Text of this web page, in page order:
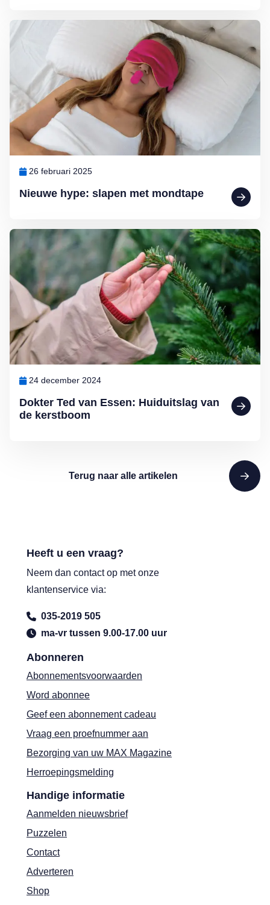
Nieuwe hype: slapen met mondtape
26 februari 2025
Lees meer over Nieuwe hype: slapen met mondtape
Dokter Ted van Essen: Huiduitslag van
de kerstboom
24 december 2024
Lees meer over Dokter Ted van Essen: Huiduitslag van de
Terug naar alle artikelen
Abonneren
Abonnementsvoorwaarden
Word abonnee
Geef een abonnement cadeau
Vraag een proefnummer aan
Bezorging van uw MAX Magazine
Herroepingsmelding
Handige informatie
Aanmelden nieuwsbrief
Puzzelen
Contact
Adverteren
Shop
Heeft u een vraag?
Neem dan contact op met onze
klantenservice via:
035-2019 505
ma-vr tussen 9.00-17.00 uur